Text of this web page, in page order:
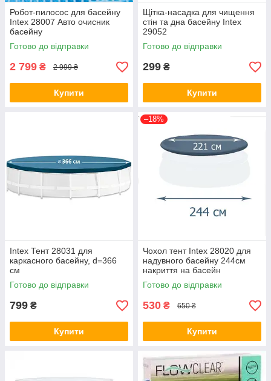
Робот-пилосос для басейну
Intex 28007 Авто очисник
басейну
Готово до відправки
2 799 ₴ 2 999 ₴
Купити
Щітка-насадка для чищення
стін та дна басейну Intex
29052
Готово до відправки
299 ₴
Купити
Intex Тент 28031 для
каркасного басейну, d=366
см
Готово до відправки
799 ₴
Купити
–18%
Чохол тент Intex 28020 для
надувного басейну 244см
накриття на басейн
Готово до відправки
530 ₴ 650 ₴
Купити